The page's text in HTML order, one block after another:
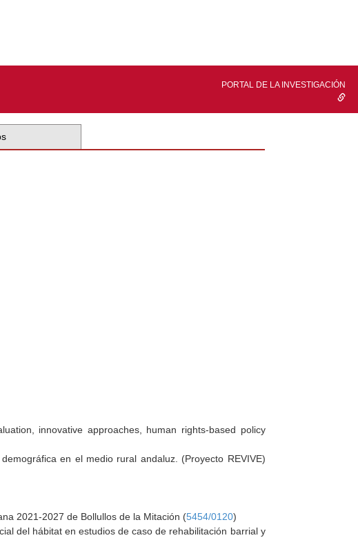
PORTAL DE LA INVESTIGACIÓN
innovative approaches, human rights-based policy
en el medio rural andaluz. (Proyecto REVIVE)
2021-2027 de Bollullos de la Mitación (5454/0120)
del hábitat en estudios de caso de rehabilitación barrial y